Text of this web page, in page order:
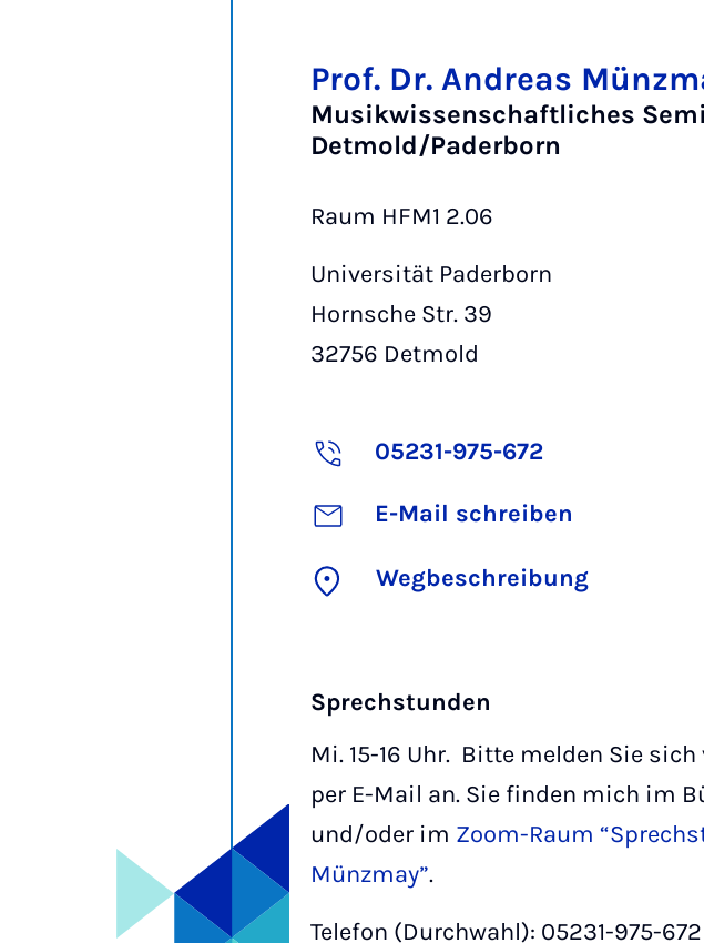
Prof. Dr. Andreas
Musikwissenschaftliches
Detmold/Paderborn
Raum HFM1 2.06
Universität Paderborn
Hornsche Str. 39
32756 Detmold
05231-975-672
E-Mail schreiben
Wegbeschreibung
Sprechstunden
Mi. 15-16 Uhr. Bitte melden Sie sich
per E-Mail an. Sie finden mich im
und/oder im Zoom-Raum
Münzmay”.
Telefon (Durchwahl): 05231-975-672